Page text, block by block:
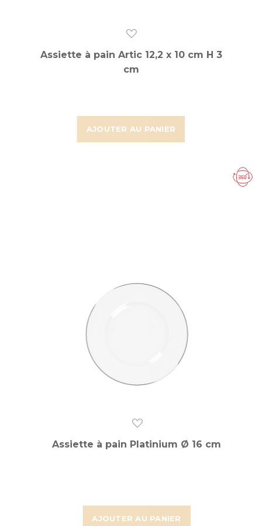
AJOUTER AU PANIER
Assiette à pain Artic 12,2 x 10 cm H 3
cm
AJOUTER AU PANIER
Assiette à pain Platinium Ø 16 cm